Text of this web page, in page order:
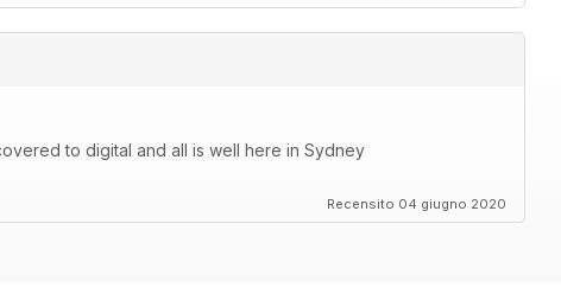
to digital and all is well here in Sydney
Recensito 04 giugno 2020